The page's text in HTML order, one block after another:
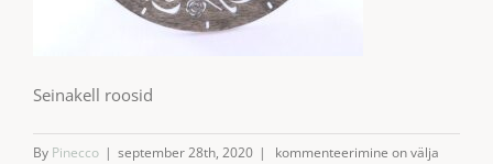
Seinakell roosid
By Pinecco | september 28th, 2020 |
seinakell
kommenteerimine on välja